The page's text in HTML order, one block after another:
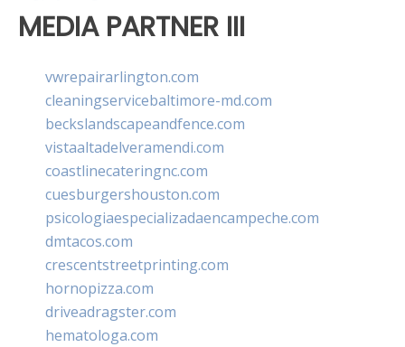
MEDIA PARTNER III
vwrepairarlington.com
cleaningservicebaltimore-md.com
beckslandscapeandfence.com
vistaaltadelveramendi.com
coastlinecateringnc.com
cuesburgershouston.com
psicologiaespecializadaencampeche.com
dmtacos.com
crescentstreetprinting.com
hornopizza.com
driveadragster.com
hematologa.com